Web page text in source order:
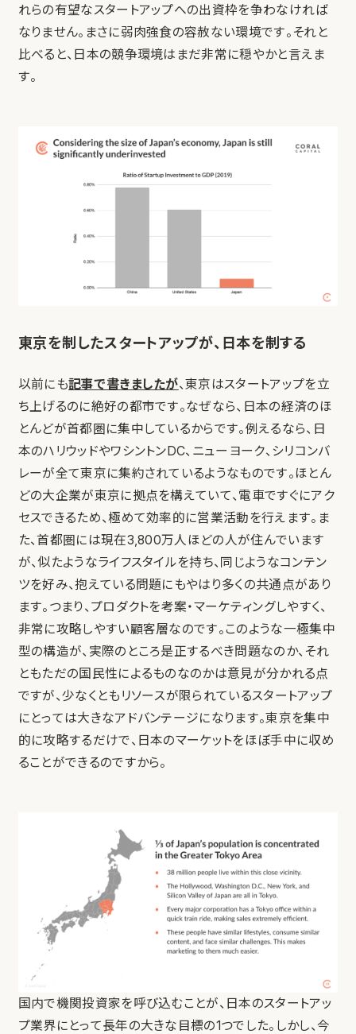
れらの有望なスタートアップへの出資枠を争わなければ
なりません。まさに弱肉強食の容赦ない環境です。それと
比べると、日本の競争環境はまだ非常に穏やかと言えま
す。
東京を制したスタートアップが、日本を制する
以前にも記事で書きましたが、東京はスタートアップを立
ち上げるのに絶好の都市です。なぜなら、日本の経済のほ
とんどが首都圏に集中しているからです。例えるなら、日
本のハリウッドやワシントンDC、ニューヨーク、シリコンバ
レーが全て東京に集約されているようなものです。ほとん
どの大企業が東京に拠点を構えていて、電車ですぐにアク
セスできるため、極めて効率的に営業活動を行えます。ま
た、首都圏には現在3,800万人ほどの人が住んでいます
が、似たようなライフスタイルを持ち、同じようなコンテン
ツを好み、抱えている問題にもやはり多くの共通点があり
ます。つまり、プロダクトを考案・マーケティングしやすく、
非常に攻略しやすい顧客層なのです。このような一極集中
型の構造が、実際のところ是正するべき問題なのか、それ
ともただの国民性によるものなのかは意見が分かれる点
ですが、少なくともリソースが限られているスタートアップ
にとっては大きなアドバンテージになります。東京を集中
的に攻略するだけで、日本のマーケットをほぼ手中に収め
ることができるのですから。
国内で機関投資家を呼び込むことが、日本のスタートアッ
プ業界にとって長年の大きな目標の1つでした。しかし、今